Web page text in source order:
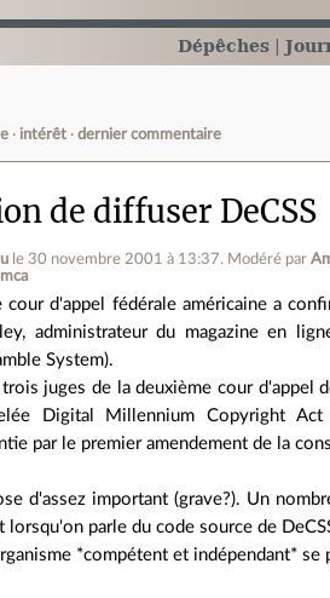
Dépêches
intérêt dernier commentaire
de diffuser DeCSS
le 30 novembre 2001 à 13:37. Modéré par
cour d'appel fédérale américaine a
administrateur du magazine en
System).
trois juges de la deuxième cour d'appel
Digital Millennium Copyright
par le premier amendement de la
d'assez important (grave?). Un
lorsqu'on parle du code source de
*compétent et indépendant* se